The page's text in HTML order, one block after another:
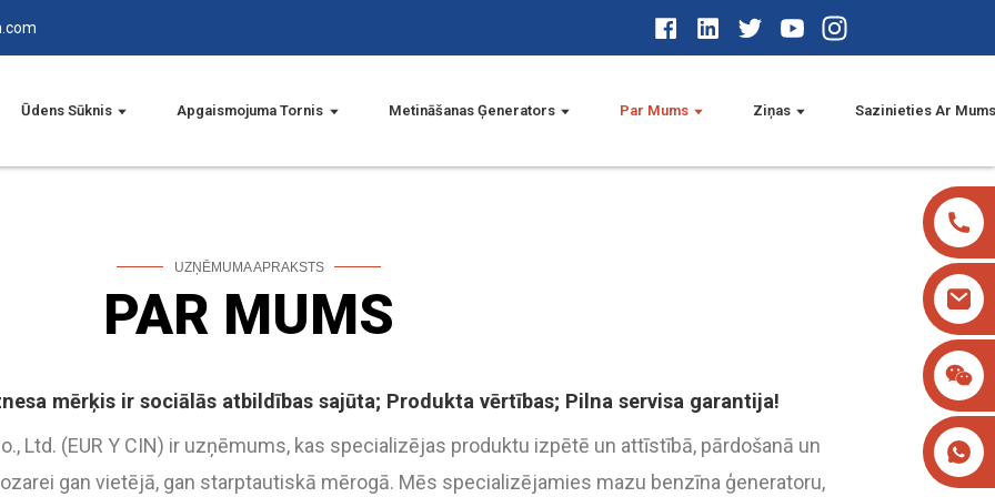
Ūdens Sūknis Apgaismojuma Tornis Metināšanas Ģenerators Par Mums Ziņas Sazinieties Ar
UZŅĒMUMA APRAKSTS
PAR MUMS
mērķis ir sociālās atbildības sajūta; Produkta vērtības; Pilna servisa garantija!
Ltd. (EUR Y CIN) ir uzņēmums, kas specializējas produktu izpētē un attīstībā, pārdošanā un
gan vietējā, gan starptautiskā mērogā. Mēs specializējamies mazu benzīna ģeneratoru,